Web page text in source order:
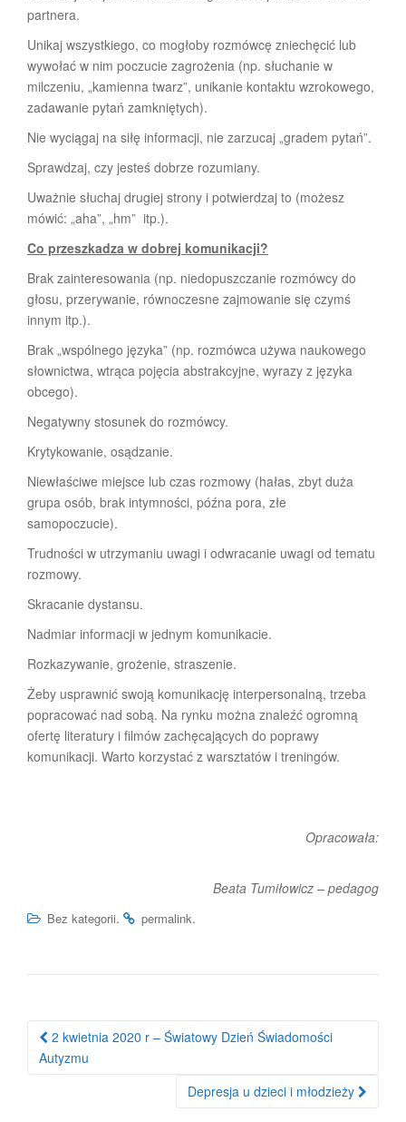
partnera.
Unikaj wszystkiego, co mogłoby rozmówcę zniechęcić lub
wywołać w nim poczucie zagrożenia (np. słuchanie w
milczeniu, „kamienna twarz”, unikanie kontaktu wzrokowego,
zadawanie pytań zamkniętych).
Nie wyciągaj na siłę informacji, nie zarzucaj „gradem pytań”.
Sprawdzaj, czy jesteś dobrze rozumiany.
Uważnie słuchaj drugiej strony i potwierdzaj to (możesz
mówić: „aha”, „hm” itp.).
Co przeszkadza w dobrej komunikacji?
Brak zainteresowania (np. niedopuszczanie rozmówcy do
głosu, przerywanie, równoczesne zajmowanie się czymś
innym itp.).
Brak „wspólnego języka” (np. rozmówca używa naukowego
słownictwa, wtrąca pojęcia abstrakcyjne, wyrazy z języka
obcego).
Negatywny stosunek do rozmówcy.
Krytykowanie, osądzanie.
Niewłaściwe miejsce lub czas rozmowy (hałas, zbyt duża
grupa osób, brak intymności, późna pora, złe
samopoczucie).
Trudności w utrzymaniu uwagi i odwracanie uwagi od tematu
rozmowy.
Skracanie dystansu.
Nadmiar informacji w jednym komunikacie.
Rozkazywanie, grożenie, straszenie.
Żeby usprawnić swoją komunikację interpersonalną, trzeba
popracować nad sobą. Na rynku można znaleźć ogromną
ofertę literatury i filmów zachęcających do poprawy
komunikacji. Warto korzystać z warsztatów i treningów.
Opracowała:
Beata Tumiłowicz – pedagog
Bez kategorii. permalink.
Nawigacja
po
2 kwietnia 2020 r – Światowy Dzień Świadomości
Autyzmu
Depresja u dzieci i młodzieży